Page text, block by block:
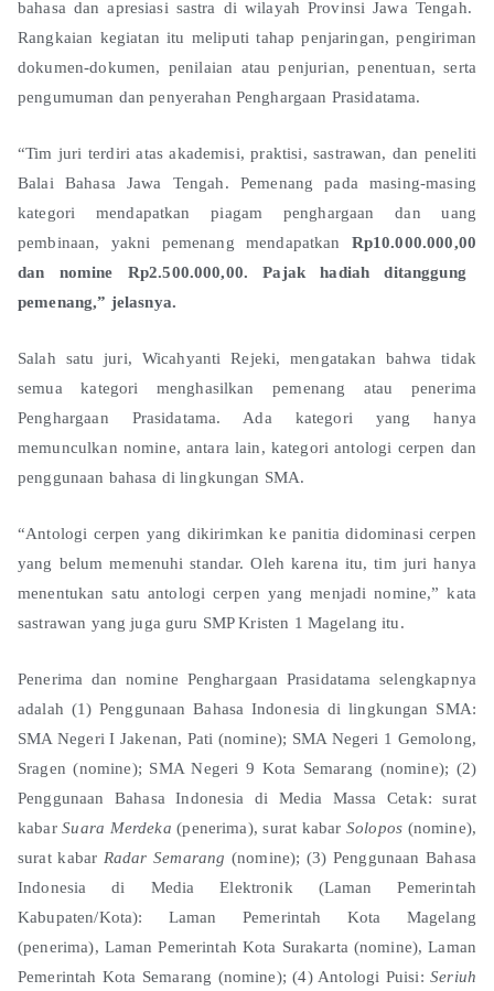
bahasa dan apresiasi sastra di wilayah Provinsi Jawa Tengah.
Rangkaian kegiatan itu meliputi tahap penjaringan, pengiriman
dokumen-dokumen, penilaian atau penjurian, penentuan, serta
pengumuman dan penyerahan Penghargaan Prasidatama.
“Tim juri terdiri atas akademisi, praktisi, sastrawan, dan peneliti
Balai Bahasa Jawa Tengah. Pemenang pada masing-masing
kategori mendapatkan piagam penghargaan dan uang
pembinaan, yakni pemenang mendapatkan Rp10.000.000,00
dan nomine Rp2.500.000,00. Pajak hadiah ditanggung
pemenang,” jelasnya.
Salah satu juri, Wicahyanti Rejeki, mengatakan bahwa tidak
semua kategori menghasilkan pemenang atau penerima
Penghargaan Prasidatama. Ada kategori yang hanya
memunculkan nomine, antara lain, kategori antologi cerpen dan
penggunaan bahasa di lingkungan SMA.
“Antologi cerpen yang dikirimkan ke panitia didominasi cerpen
yang belum memenuhi standar. Oleh karena itu, tim juri hanya
menentukan satu antologi cerpen yang menjadi nomine,” kata
sastrawan yang juga guru SMP Kristen 1 Magelang itu.
Penerima dan nomine Penghargaan Prasidatama selengkapnya
adalah (1) Penggunaan Bahasa Indonesia di lingkungan SMA:
SMA Negeri I Jakenan, Pati (nomine); SMA Negeri 1 Gemolong,
Sragen (nomine); SMA Negeri 9 Kota Semarang (nomine); (2)
Penggunaan Bahasa Indonesia di Media Massa Cetak: surat
kabarSuara Merdeka(penerima), surat kabarSolopos (nomine),
surat kabar Radar Semarang (nomine); (3) Penggunaan Bahasa
Indonesia di Media Elektronik (Laman Pemerintah
Kabupaten/Kota): Laman Pemerintah Kota Magelang
(penerima), Laman Pemerintah Kota Surakarta (nomine), Laman
Pemerintah Kota Semarang (nomine); (4) Antologi Puisi:Seriuh